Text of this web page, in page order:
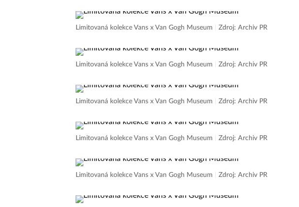
Limitovaná kolekce Vans x Van Gogh Museum Zdroj: Archiv PR
Limitovaná kolekce Vans x Van Gogh Museum Zdroj: Archiv PR
Limitovaná kolekce Vans x Van Gogh Museum Zdroj: Archiv PR
Limitovaná kolekce Vans x Van Gogh Museum Zdroj: Archiv PR
Limitovaná kolekce Vans x Van Gogh Museum Zdroj: Archiv PR